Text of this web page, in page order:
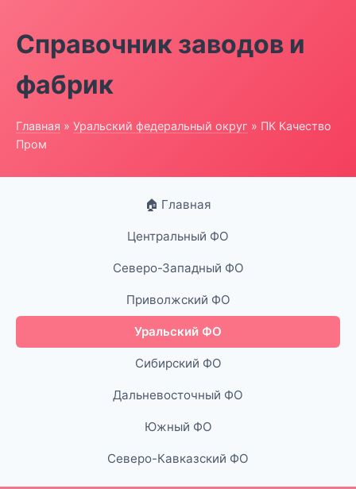
Справочник заводов и
фабрик
Главная » Уральский федеральный округ » ПК Качество
Пром
🏠 Главная
Центральный ФО
Северо-Западный ФО
Приволжский ФО
Уральский ФО
Сибирский ФО
Дальневосточный ФО
Южный ФО
Северо-Кавказский ФО